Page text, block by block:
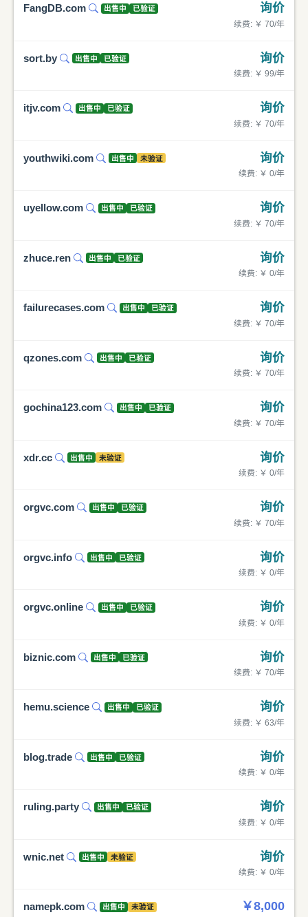
FangDB.com 出售中 已验证 询价
续费: ￥ 70/年
sort.by 出售中 已验证 询价
续费: ￥ 99/年
itjv.com 出售中 已验证 询价
续费: ￥ 70/年
youthwiki.com 出售中 未验证 询价
续费: ￥ 0/年
uyellow.com 出售中 已验证 询价
续费: ￥ 70/年
zhuce.ren 出售中 已验证 询价
续费: ￥ 0/年
failurecases.com 出售中 已验证 询价
续费: ￥ 70/年
qzones.com 出售中 已验证 询价
续费: ￥ 70/年
gochina123.com 出售中 已验证 询价
续费: ￥ 70/年
xdr.cc 出售中 未验证 询价
续费: ￥ 0/年
orgvc.com 出售中 已验证 询价
续费: ￥ 70/年
orgvc.info 出售中 已验证 询价
续费: ￥ 0/年
orgvc.online 出售中 已验证 询价
续费: ￥ 0/年
biznic.com 出售中 已验证 询价
续费: ￥ 70/年
hemu.science 出售中 已验证 询价
续费: ￥ 63/年
blog.trade 出售中 已验证 询价
续费: ￥ 0/年
ruling.party 出售中 已验证 询价
续费: ￥ 0/年
wnic.net 出售中 未验证 询价
续费: ￥ 0/年
namepk.com 出售中 未验证 ￥8,000